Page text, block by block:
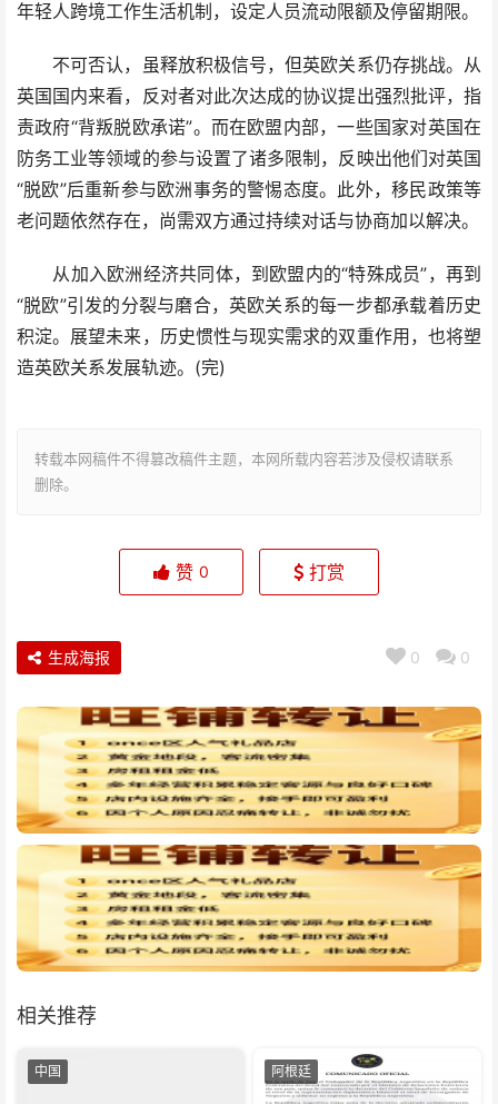
年轻人跨境工作生活机制，设定人员流动限额及停留期限。
不可否认，虽释放积极信号，但英欧关系仍存挑战。从
英国国内来看，反对者对此次达成的协议提出强烈批评，指
责政府“背叛脱欧承诺”。而在欧盟内部，一些国家对英国在
防务工业等领域的参与设置了诸多限制，反映出他们对英国
“脱欧”后重新参与欧洲事务的警惕态度。此外，移民政策等
老问题依然存在，尚需双方通过持续对话与协商加以解决。
从加入欧洲经济共同体，到欧盟内的“特殊成员”，再到
“脱欧”引发的分裂与磨合，英欧关系的每一步都承载着历史
积淀。展望未来，历史惯性与现实需求的双重作用，也将塑
造英欧关系发展轨迹。(完)
转载本网稿件不得篡改稿件主题，本网所载内容若涉及侵权请联系
删除。
赞 0 打赏
0 0
生成海报
相关推荐
中国 阿根廷